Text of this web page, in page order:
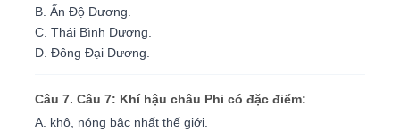
B. Ấn Độ Dương.
C. Thái Bình Dương.
D. Đông Đại Dương.
Câu 7. Câu 7: Khí hậu châu Phi có đặc điểm:
A. khô, nóng bậc nhất thế giới.